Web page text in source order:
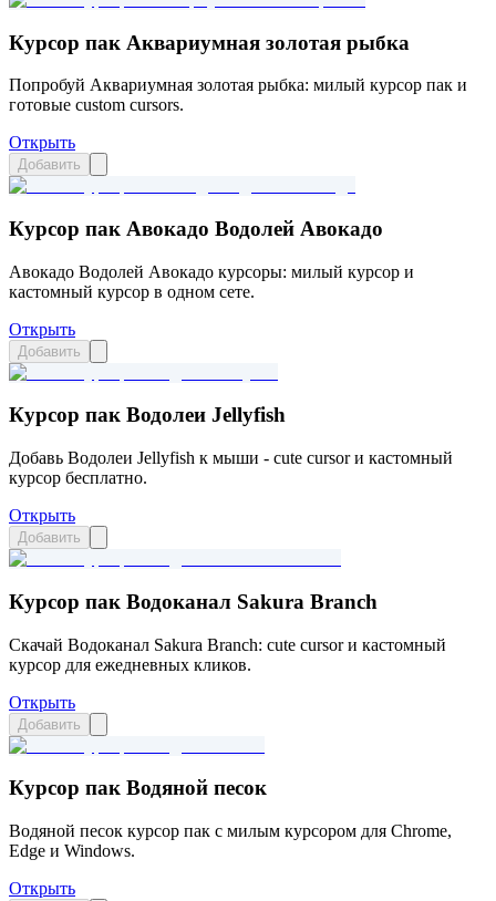
Курсор пак Аквариумная золотая рыбка
Попробуй Аквариумная золотая рыбка: милый курсор пак и
готовые custom cursors.
Открыть
Добавить
Курсор пак Авокадо Водолей Авокадо
Авокадо Водолей Авокадо курсоры: милый курсор и
кастомный курсор в одном сете.
Открыть
Добавить
Курсор пак Водолеи Jellyfish
Добавь Водолеи Jellyfish к мыши - cute cursor и кастомный
курсор бесплатно.
Открыть
Добавить
Курсор пак Водоканал Sakura Branch
Скачай Водоканал Sakura Branch: cute cursor и кастомный
курсор для ежедневных кликов.
Открыть
Добавить
Курсор пак Водяной песок
Водяной песок курсор пак с милым курсором для Chrome,
Edge и Windows.
Открыть